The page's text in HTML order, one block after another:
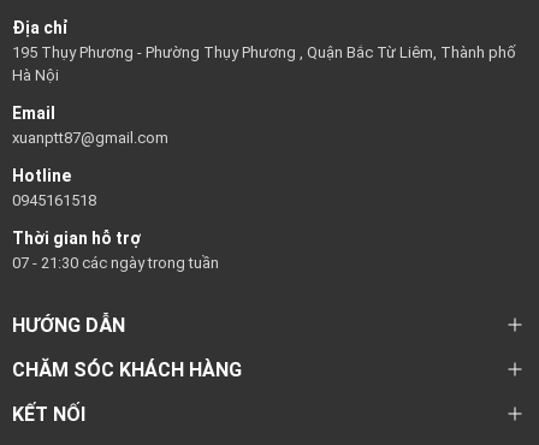
Địa chỉ
195 Thụy Phương - Phường Thụy Phương , Quận Bắc Từ Liêm, Thành phố
Hà Nội
Email
xuanptt87@gmail.com
Hotline
0945161518
Thời gian hỗ trợ
07 - 21:30 các ngày trong tuần
HƯỚNG DẪN
CHĂM SÓC KHÁCH HÀNG
KẾT NỐI